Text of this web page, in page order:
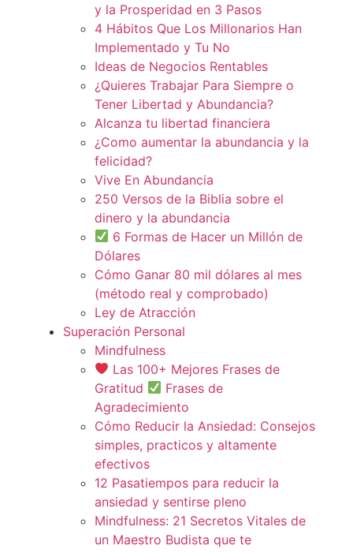
y la Prosperidad en 3 Pasos
4 Hábitos Que Los Millonarios Han
Implementado y Tu No
Ideas de Negocios Rentables
¿Quieres Trabajar Para Siempre o
Tener Libertad y Abundancia?
Alcanza tu libertad financiera
¿Como aumentar la abundancia y la
felicidad?
Vive En Abundancia
250 Versos de la Biblia sobre el
dinero y la abundancia
6 Formas de Hacer un Millón de
Dólares
Cómo Ganar 80 mil dólares al mes
(método real y comprobado)
Ley de Atracción
Superación Personal
Mindfulness
Las 100+ Mejores Frases de
Gratitud
Frases de
Agradecimiento
Cómo Reducir la Ansiedad: Consejos
simples, practicos y altamente
efectivos
12 Pasatiempos para reducir la
ansiedad y sentirse pleno
Mindfulness: 21 Secretos Vitales de
un Maestro Budista que te